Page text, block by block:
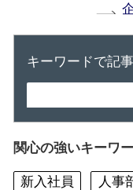
キーワードで記
関心の強いキーワ
新入社員 人事